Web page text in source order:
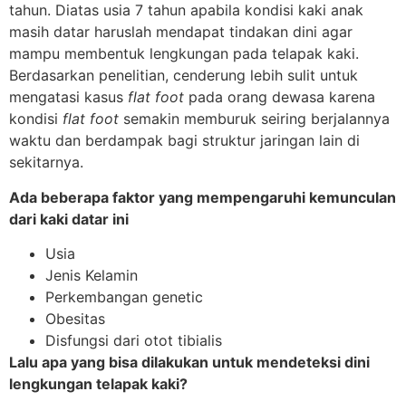
tahun. Diatas usia 7 tahun apabila kondisi kaki anak
masih datar haruslah mendapat tindakan dini agar
mampu membentuk lengkungan pada telapak kaki.
Berdasarkan penelitian, cenderung lebih sulit untuk
mengatasi kasus flat foot pada orang dewasa karena
kondisi flat foot semakin memburuk seiring berjalannya
waktu dan berdampak bagi struktur jaringan lain di
sekitarnya.
Ada beberapa faktor yang mempengaruhi kemunculan
dari kaki datar ini
Usia
Jenis Kelamin
Perkembangan genetic
Obesitas
Disfungsi dari otot tibialis
Lalu apa yang bisa dilakukan untuk mendeteksi dini
lengkungan telapak kaki?